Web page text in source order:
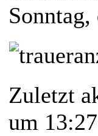
Zuletzt
um